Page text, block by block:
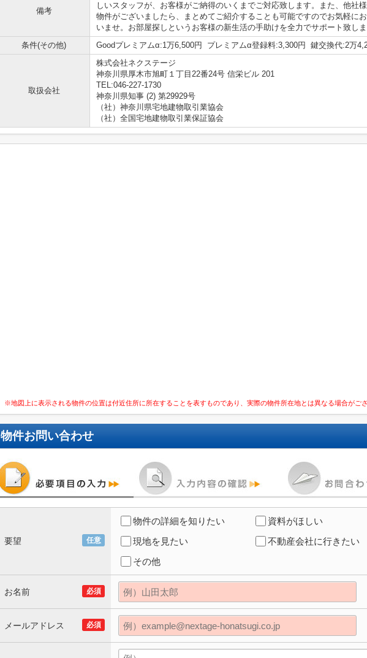
備考
しいスタッフが、お客様がご納得のいくまでご対応致します。また、他社
物件がございましたら、まとめてご紹介することも可能ですのでお気軽に
いませ。お部屋探しというお客様の新生活の手助けを全力でサポート致しま
条件(その他)
Goodプレミアムα:1万6,500円 プレミアムα登録料:3,300円 鍵交換代:2万
取扱会社
株式会社ネクステージ
神奈川県厚木市旭町１丁目22番24号 信栄ビル 201
TEL:046-227-1730
神奈川県知事 (2) 第29929号
（社）神奈川県宅地建物取引業協会
（社）全国宅地建物取引業保証協会
※地図上に表示される物件の位置は付近住所に所在することを表すものであり、実際の物件所在地とは異なる場合がござ
物件お問い合わせ
任意
要望
物件の詳細を知りたい
資料がほしい
現地を見たい
不動産会社に行きたい
その他
必須
お名前
必須
メールアドレス